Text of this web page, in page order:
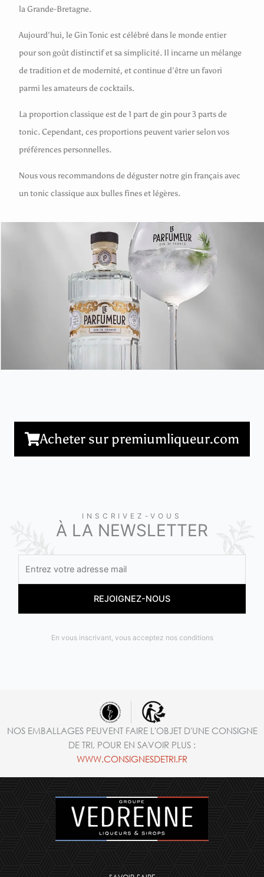
la Grande-Bretagne.
Aujourd’hui, le Gin Tonic est célébré dans le monde entier
pour son goût distinctif et sa simplicité. Il incarne un mélange
de tradition et de modernité, et continue d’être un favori
parmi les amateurs de cocktails.
La proportion classique est de 1 part de gin pour 3 parts de
tonic. Cependant, ces proportions peuvent varier selon vos
préférences personnelles.
Nous vous recommandons de déguster notre gin français avec
un tonic classique aux bulles fines et légères.
Acheter sur premiumliqueur.com
INSCRIVEZ-VOUS
À LA NEWSLETTER
En vous inscrivant, vous acceptez nos conditions
NOS EMBALLAGES PEUVENT FAIRE L'OBJET D'UNE CONSIGNE
DE TRI, POUR EN SAVOIR PLUS :
WWW.CONSIGNESDETRI.FR